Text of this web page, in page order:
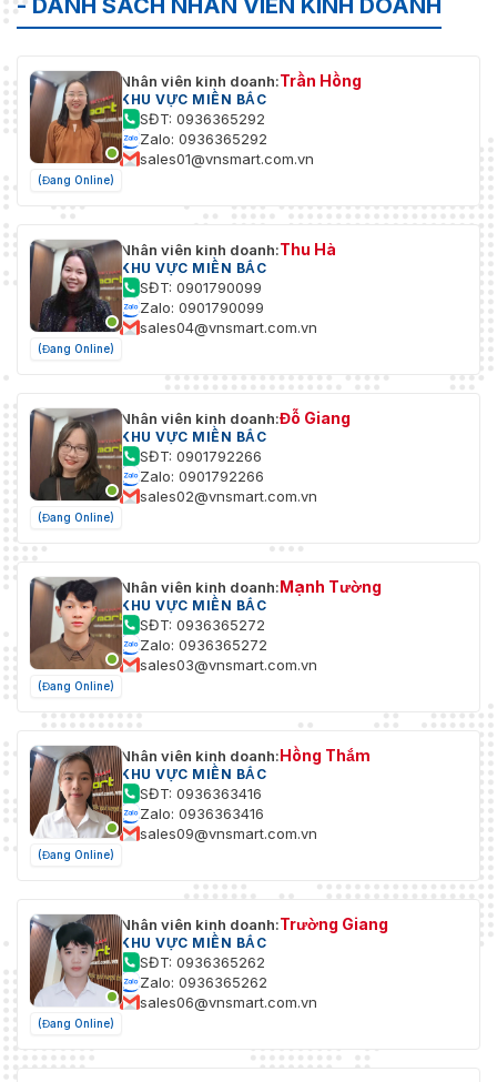
- DANH SÁCH NHÂN VIÊN KINH DOANH
(Đang Online)
Nhân viên kinh doanh:Trần Hồng
KHU VỰC MIỀN BẮC
SĐT: 0936365292
Zalo: 0936365292
sales01@vnsmart.com.vn
(Đang Online)
Nhân viên kinh doanh:Thu Hà
KHU VỰC MIỀN BẮC
SĐT: 0901790099
Zalo: 0901790099
sales04@vnsmart.com.vn
(Đang Online)
Nhân viên kinh doanh:Đỗ Giang
KHU VỰC MIỀN BẮC
SĐT: 0901792266
Zalo: 0901792266
sales02@vnsmart.com.vn
(Đang Online)
Nhân viên kinh doanh:Mạnh Tường
KHU VỰC MIỀN BẮC
SĐT: 0936365272
Zalo: 0936365272
sales03@vnsmart.com.vn
(Đang Online)
Nhân viên kinh doanh:Hồng Thắm
KHU VỰC MIỀN BẮC
SĐT: 0936363416
Zalo: 0936363416
sales09@vnsmart.com.vn
(Đang Online)
Nhân viên kinh doanh:Trường Giang
KHU VỰC MIỀN BẮC
SĐT: 0936365262
Zalo: 0936365262
sales06@vnsmart.com.vn